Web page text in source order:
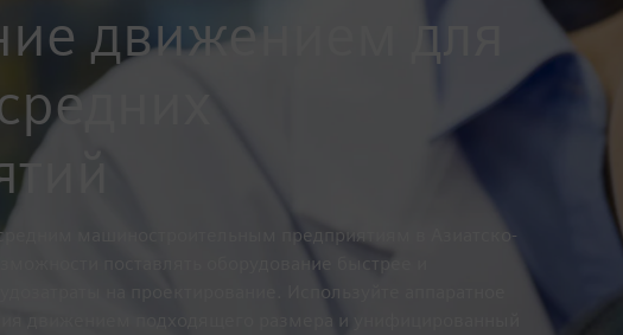
движением для
машиностроительным предприятиям в Азиатско-
поставлять оборудование быстрее и
на проектирование. Используйте аппаратное
движением подходящего размера и унифицированный